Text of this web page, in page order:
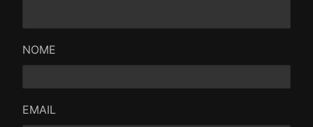
NOME
EMAIL